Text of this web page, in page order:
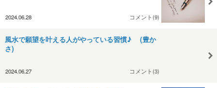
2024.06.28 コメント(9)
風水で願望を叶える人がやっている習慣♪ (豊か
さ)
2024.06.27 コメント(3)